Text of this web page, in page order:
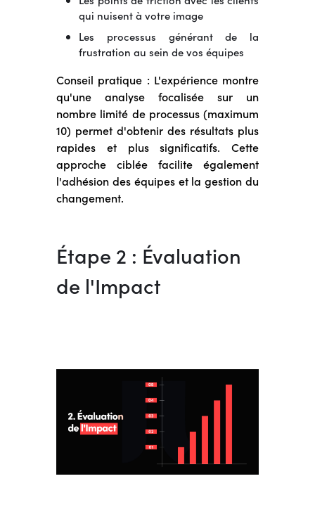
qui nuisent à votre image
Les processus générant de la
frustration au sein de vos équipes
Conseil pratique : L'expérience montre
qu'une analyse focalisée sur un
nombre limité de processus (maximum
10) permet d'obtenir des résultats plus
rapides et plus significatifs. Cette
approche ciblée facilite également
l'adhésion des équipes et la gestion du
changement.
Étape 2 : Évaluation
de l'Impact